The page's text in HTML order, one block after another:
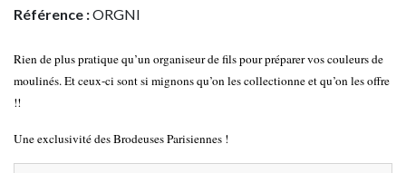
Référence :ORGNI
Rien de plus pratique qu’un organiseur de fils pour préparer vos couleurs de
moulinés. Et ceux-ci sont si mignons qu’on les collectionne et qu’on les offre
!!
Une exclusivité des Brodeuses Parisiennes !